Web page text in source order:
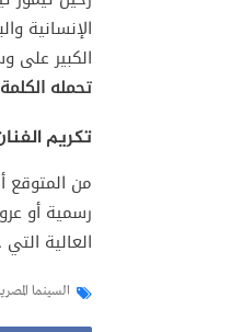
الإنسانية
الكبير على
تحمله
تكريم
من المتوقع
رسمية أو
العالية
السينما